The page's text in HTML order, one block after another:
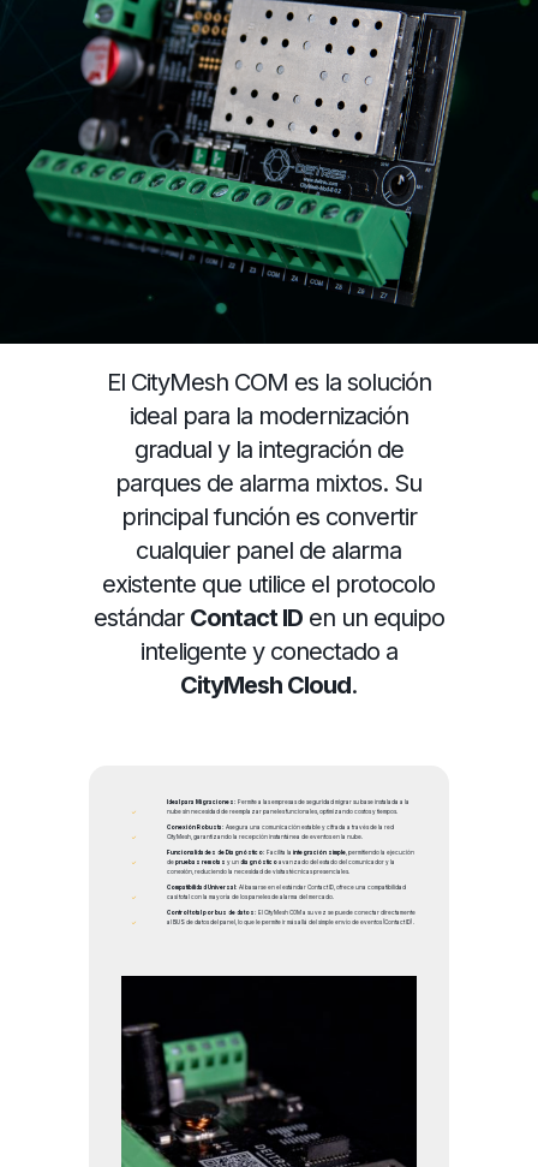
El CityMesh COM es la solución
ideal para la modernización
gradual y la integración de
parques de alarma mixtos. Su
principal función es convertir
cualquier panel de alarma
existente que utilice el protocolo
estándar Contact IDen un equipo
inteligente y conectado a
CityMesh Cloud.
Ideal para Migraciones: Permite a las empresas de seguridad migrar su base instalada a la
nube sin necesidad de reemplazar paneles funcionales, optimizando costos y tiempos.
Conexión Robusta: Asegura una comunicación estable y cifrada a través de la red
CityMesh, garantizando la recepción instantánea de eventos en la nube.
Funcionalidades de Diagnóstico: Facilita laintegración simple , permitiendo la ejecución
depruebas remotas y undiagnóstico avanzado del estado del comunicador y la
conexión, reduciendo la necesidad de visitas técnicas presenciales.
Compatibilidad Universal: Al basarse en el estándar Contact ID, ofrece una compatibilidad
casi total con la mayoría de los paneles de alarma del mercado.
Control total por bus de datos:El CityMesh COM a su vez se puede conectar directamente
al BUS de datos del panel, lo que le permite ir más allá del simple envío de eventos (Contact ID) .